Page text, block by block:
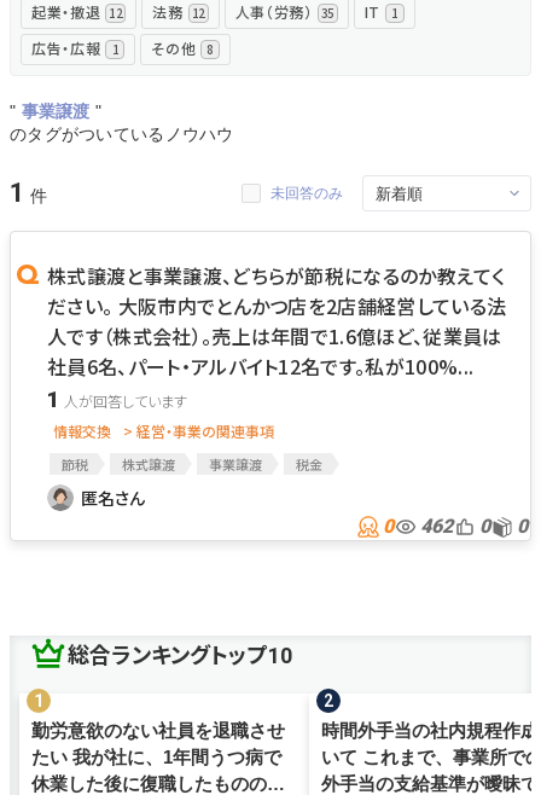
起業・撤退 12 法務 12 人事（労務） 35 IT 1
広告・広報 1 その他 8
" 事業譲渡 "
のタグがついているノウハウ
1 未回答のみ
株式譲渡と事業譲渡、どちらが節税になるのか教えてく
ださい。 大阪市内でとんかつ店を2店舗経営している法
人です（株式会社）。売上は年間で1.6億ほど、従業員は
社員6名、パート・アルバイト12名です。私が100%...
1
情報交換 > 経営・事業の関連事項
節税 株式譲渡 事業譲渡 税金
匿名さん
0 462 0 0
総合ランキングトップ10
勤労意欲のない社員を退職させ
たい 我が社に、1年間うつ病で
休業した後に復職したものの、
時間外手当の社内規程作
いて これまで、事業所で
外手当の支給基準が曖昧